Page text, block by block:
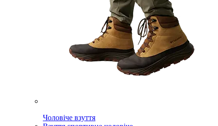
Чоловіче взуття